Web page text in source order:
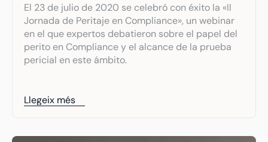
El 23 de julio de 2020 se celebró con éxito la «II
Jornada de Peritaje en Compliance», un webinar
en el que expertos debatieron sobre el papel del
perito en Compliance y el alcance de la prueba
pericial en este ámbito.
Llegeix més